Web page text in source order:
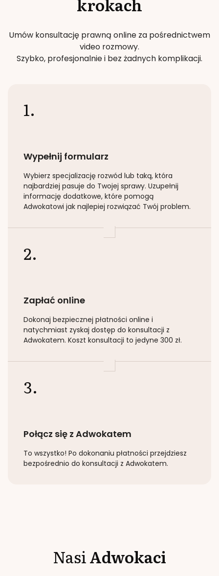
Umów konsultację prawną online za pośrednictwem
video rozmowy.
Szybko, profesjonalnie i bez żadnych komplikacji.
1.
Wypełnij formularz
Wybierz specjalizację rozwód lub taką, która
najbardziej pasuje do Twojej sprawy. Uzupełnij
informację dodatkowe, które pomogą
Adwokatowi jak najlepiej rozwiązać Twój problem.
2.
Zapłać online
Dokonaj bezpiecznej płatności online i
natychmiast zyskaj dostęp do konsultacji z
Adwokatem. Koszt konsultacji to jedyne 300 zł.
3.
Połącz się z Adwokatem
To wszystko! Po dokonaniu płatności przejdziesz
bezpośrednio do konsultacji z Adwokatem.
NasiAdwokaci